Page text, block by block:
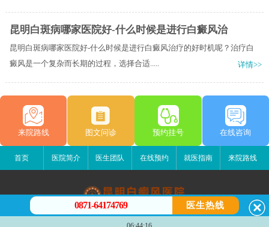
昆明白斑病哪家医院好-什么时候是进行白癜风治
昆明白斑病哪家医院好-什么时候是进行白癜风治疗的好时机呢？治疗白
癜风是一个复杂而长期的过程，选择合适.....
详情>>
来院路线 图文问诊 预约挂号 在线咨询
首页 医院简介 医生团队 在线预约 就医指南 来院路线
昆明白癜风医院
0871-64174769 医生热线